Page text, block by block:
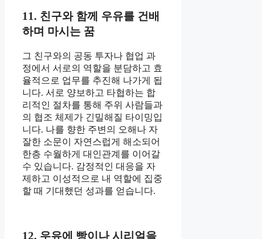
11. 친구와 함께 우유를 건배
하며 마시는 꿈
그 친구와의 공동 투자나 협업 과
정에서 서로의 역할을 분담하고 효
율적으로 업무를 추진해 나가게 됩
니다. 서로 양보하고 타협하는 합
리적인 절차를 통해 주위 사람들과
의 협조 체제가 긴밀해질 타이밍입
니다. 나를 향한 주변의 오해나 자
잘한 소문이 자연스럽게 해소되어
한층 수월하게 대인관계를 이어갈
수 있습니다. 감정적인 대응을 자
제하고 이성적으로 내 역할에 집중
할 때 기대했던 성과를 얻습니다.
12. 우유에 빵이나 시리얼을